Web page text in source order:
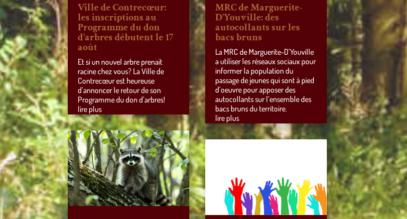
Ville de Contrecœur:
les inscriptions au
Programme du don
d’arbres débutent le 17
août
Et si un nouvel arbre prenait
racine chez vous? La Ville de
Contrecœur est heureuse
d’annoncer le retour de son
Programme du don d’arbres!
lire plus
MRC de Marguerite-
D’Youville: des
autocollants sur les
bacs bruns
La MRC de Marguerite-D’Youville
a utiliser les réseaux sociaux pour
informer la population du
passage de jeunes qui sont à pied
d’oeuvre pour apposer des
autocollants sur l’ensemble des
bacs bruns du territoire.
lire plus